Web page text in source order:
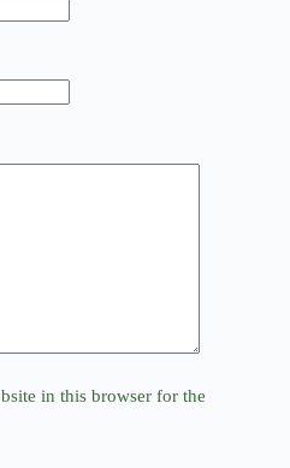
in this browser for the